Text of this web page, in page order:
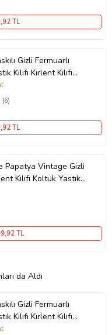
,92 TL
Gizli Fermuarlı
Kılıfı Kırlent Kılıfı
(Çok Renkli)
(6)
,92 TL
Papatya Vintage Gizli
Kılıfı Koltuk Yastık
(Pembe-Turkuaz)
,92 TL
da Aldı
Gizli Fermuarlı
Kılıfı Kırlent Kılıfı
(Turkuaz-Yeşil)